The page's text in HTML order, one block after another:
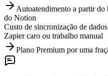
Autoatendimento a partir do
do Notion
Custo de sincronização de dados
Zapier caro ou trabalho manual
Plano Premium por uma